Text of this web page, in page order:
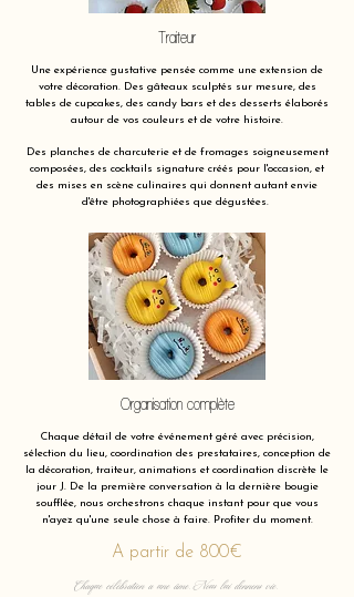
Traiteur
Une expérience gustative pensée comme une extension de
votre décoration. Des gâteaux sculptés sur mesure, des
tables de cupcakes, des candy bars et des desserts élaborés
autour de vos couleurs et de votre histoire.
Des planches de charcuterie et de fromages soigneusement
composées, des cocktails signature créés pour l'occasion, et
des mises en scène culinaires qui donnent autant envie
d'être photographiées que dégustées.
Organisation complète
Chaque détail de votre événement géré avec précision,
sélection du lieu, coordination des prestataires, conception de
la décoration, traiteur, animations et coordination discrète le
jour J. De la première conversation à la dernière bougie
soufflée, nous orchestrons chaque instant pour que vous
n'ayez qu'une seule chose à faire. Profiter du moment.
A partir de 800€
Chaque célébration a une âme. Nous lui donnons vie.